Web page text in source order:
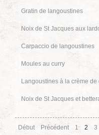
Gratin de langoustines
Noix de St Jacques aux
Carpaccio de langoustines
Moules au curry
Langoustines à la crème de
Noix de St Jacques et
Début Précédent 1 2 3